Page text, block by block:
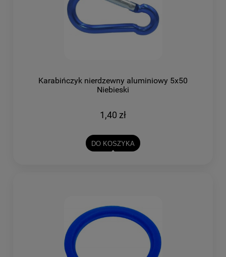
Karabińczyk nierdzewny aluminiowy 5x50
Niebieski
1,40 zł
DO KOSZYKA